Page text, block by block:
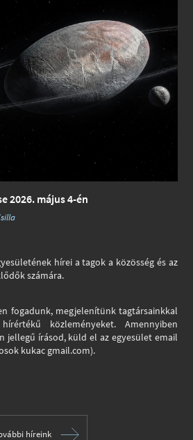
2026. május 4-én
hírei a tagok a közösség és az
számára.
fogadunk, megjelenítünk tagtársainkkal
közleményeket. Amennyiben
jellegű írásod, küld el az egyesület email
kukac gmail.com).
híreink